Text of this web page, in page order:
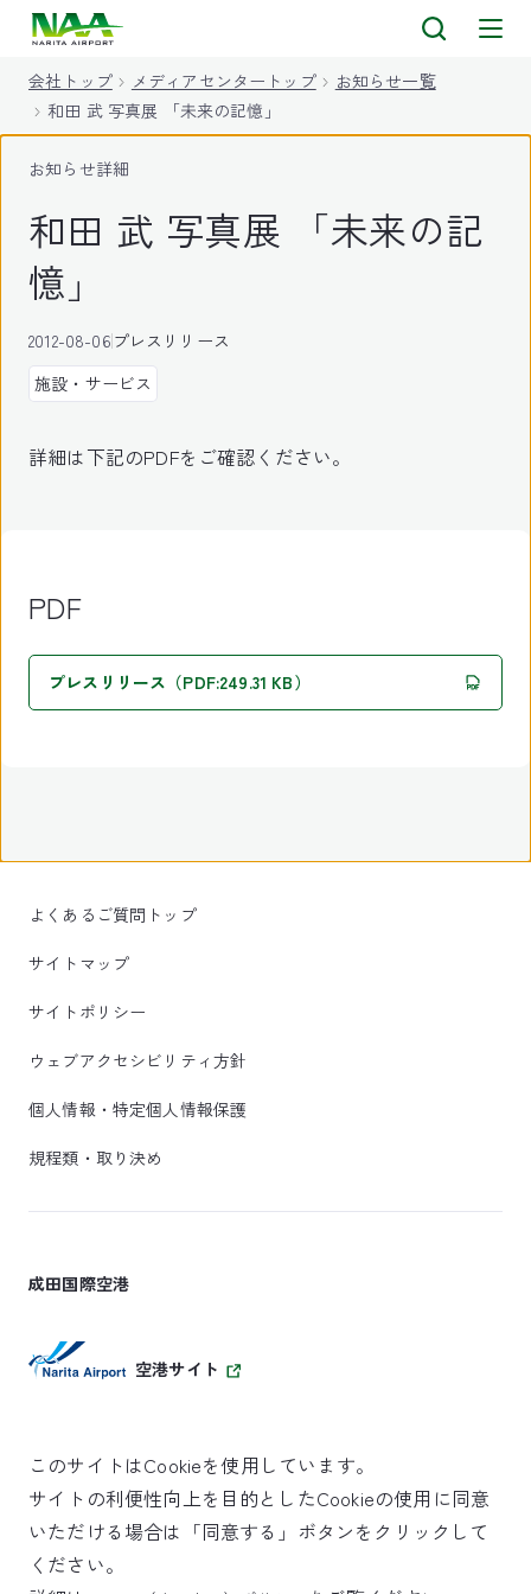
会社トップ メディアセンタートップ
お知らせ一覧
和田 武 写真展 「未来の記憶」
お知らせ詳細
和田 武 写真展 「未来の記
憶」
2012-08-06プレスリリース
施設・サービス
詳細は下記のPDFをご確認ください。
PDF
プレスリリース（PDF:249.31 KB）
よくあるご質問トップ
サイトマップ
サイトポリシー
ウェブアクセシビリティ方針
個人情報・特定個人情報保護
規程類・取り決め
成田国際空港
空港サイト
SKYTRAX
5スターエアポート
このサイトはCookieを使用しています。
サイトの利便性向上を目的としたCookieの使用に同意
いただける場合は「同意する」ボタンをクリックして
ください。